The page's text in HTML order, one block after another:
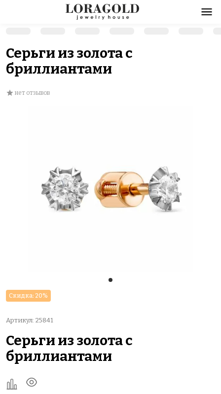
Серьги из золота с
бриллиантами
нет отзывов
Скидка: 20%
Артикул: 25841
Серьги из золота с
бриллиантами